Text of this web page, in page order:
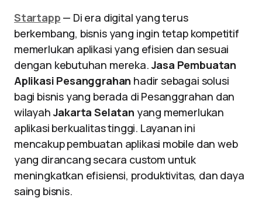
Startapp — Di era digital yang terus
berkembang, bisnis yang ingin tetap kompetitif
memerlukan aplikasi yang efisien dan sesuai
dengan kebutuhan mereka.Jasa Pembuatan
Aplikasi Pesanggrahan hadir sebagai solusi
bagi bisnis yang berada di Pesanggrahan dan
wilayahJakarta Selatan yang memerlukan
aplikasi berkualitas tinggi. Layanan ini
mencakup pembuatan aplikasi mobile dan web
yang dirancang secara custom untuk
meningkatkan efisiensi, produktivitas, dan daya
saing bisnis.